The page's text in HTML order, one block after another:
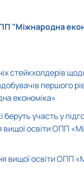
"Міжнародна
стейкхолдерів
першого
економіка»
участь у
вищої освіти ОПП «Мі
вищої освіти ОПП